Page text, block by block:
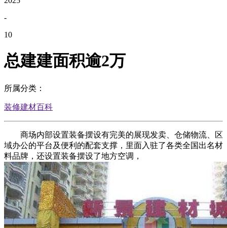
-
10
总建建面积逾2万
所属分类：
装修建材百科
商场内部设置装备摆设有完美的展现发卖、仓储物流、区
域办公的平台及便利的配套支撑，里面入驻了各类全国出名材
料品牌，还设置装备摆设了地方空调，